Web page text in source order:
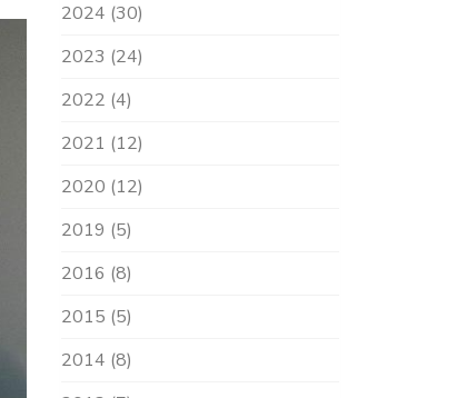
2024 (30)
2023 (24)
2022 (4)
2021 (12)
2020 (12)
2019 (5)
2016 (8)
2015 (5)
2014 (8)